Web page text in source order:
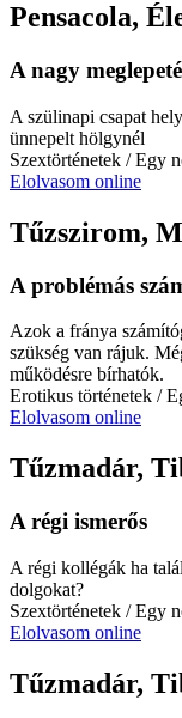
Pensacola,
A nagy
A szülinapi csapat
ünnepelt hölgynél
Szextörténetek / Egy
Elolvasom online
Tűzszirom,
A problémás
Azok a fránya
szükség van rájuk.
működésre bírhatók.
Erotikus történetek /
Elolvasom online
Tűzmadár,
A régi ismerős
A régi kollégák ha
dolgokat?
Szextörténetek / Egy
Elolvasom online
Tűzmadár,